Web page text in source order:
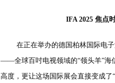
IFA 2025 焦点
在正在举办的德国柏林国际电
——全球百吋电视领域的“领头羊”海
高度，更让这场国际展会直接变成了“